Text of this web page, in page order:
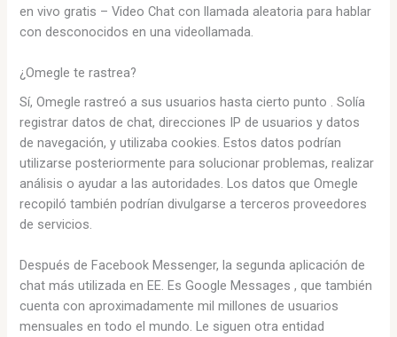
en vivo gratis – Video Chat con llamada aleatoria para hablar
con desconocidos en una videollamada.
¿Omegle te rastrea?
Sí, Omegle rastreó a sus usuarios hasta cierto punto . Solía ​​
registrar datos de chat, direcciones IP de usuarios y datos
de navegación, y utilizaba cookies. Estos datos podrían
utilizarse posteriormente para solucionar problemas, realizar
análisis o ayudar a las autoridades. Los datos que Omegle
recopiló también podrían divulgarse a terceros proveedores
de servicios.
Después de Facebook Messenger, la segunda aplicación de
chat más utilizada en EE. Es Google Messages , que también
cuenta con aproximadamente mil millones de usuarios
mensuales en todo el mundo. Le siguen otra entidad